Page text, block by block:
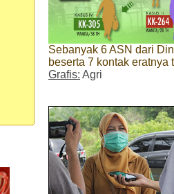
Sebanyak 6 ASN dari
beserta 7 kontak
Grafis: Agri